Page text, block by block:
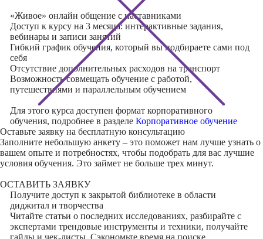
«Живое» онлайн общение с наставниками
Доступ к курсу на 3 месяца: интерактивные задания,
вебинары и записи занятий
Гибкий график обучения, который вы подбираете сами под
себя
Отсутствие дополнительных расходов на транспорт
Возможность совмещать обучение с работой,
путешествиями и параллельным обучением
Для этого курса доступен формат корпоративного
обучения, подробнее в разделе Корпоративное обучение
Оставьте заявку на бесплатную консультацию
Заполните небольшую анкету – это поможет нам лучше узнать о
вашем опыте и потребностях, чтобы подобрать для вас лучшие
условия обучения. Это займет не больше трех минут.
ОСТАВИТЬ ЗАЯВКУ
Получите доступ к закрытой библиотекев области
диджитал и творчества
Читайте статьи о последних исследованиях, разбирайте с
экспертами трендовые инструменты и техники, получайте
гайды и чек-листы. Сэкономьте время на поиске